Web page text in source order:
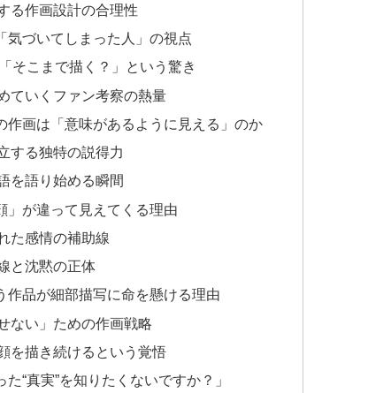
る作画設計の合理性
気づいてしまった人」の視点
そこまで描く？」という驚き
ていくファン考察の熱量
作画は「意味があるように見える」のか
する独特の説得力
を語り始める瞬間
」が違って見えてくる理由
た感情の補助線
と沈黙の正体
作品が細部描写に命を懸ける理由
ない」ための作画戦略
を描き続けるという覚悟
“真実”を知りたくないですか？」